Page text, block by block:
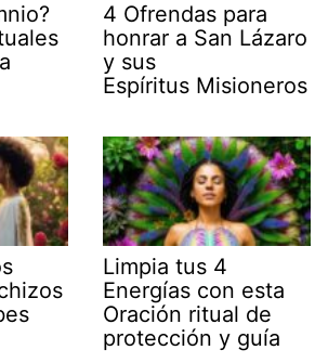
4 Ofrendas para
honrar a San Lázaro
y sus
Espíritus Misioneros
Limpia tus 4
Energías con esta
Oración ritual de
protección y guía